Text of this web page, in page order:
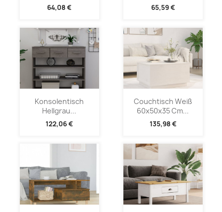
64,08 € 65,59 €
Konsolentisch
Hellgrau...
122,06 €
Couchtisch Weiß
60x50x35 Cm...
135,98 €